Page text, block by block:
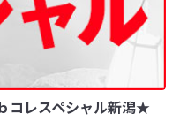
コレスペシャル新潟★